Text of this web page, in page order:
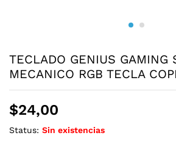
TECLADO GENIUS GAMING
MECANICO RGB TECLA
$24,00
Status: Sin existencias